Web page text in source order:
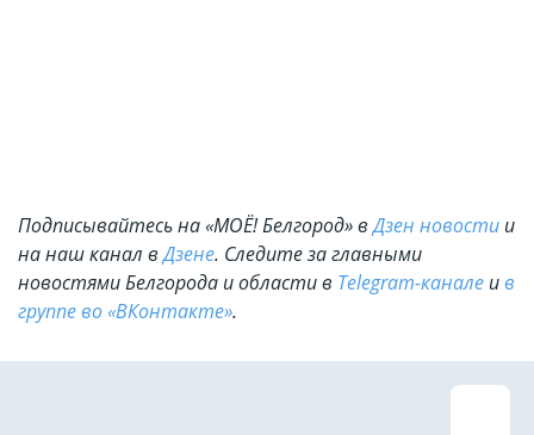
Подписывайтесь на «МОЁ! Белгород» вДзен новости и
на наш канал вДзене. Cледите за главными
новостями Белгорода и области в Telegram-канале ив
группе во «ВКонтакте».